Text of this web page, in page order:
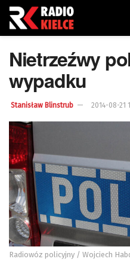
Nietrzeźwy
wypadku
Stanisław Blinstrub 2014-08-21
Radiowóz policyjny / Wojciech